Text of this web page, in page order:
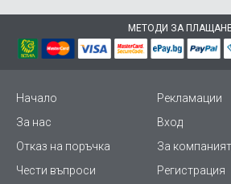
МЕТОДИ ЗА
Начало
Рекламации
За нас
Вход
Отказ на поръчка
За
Чести въпроси
Регистрация